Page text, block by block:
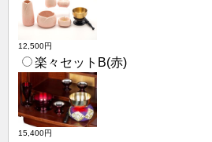
12,500円
楽々セットB(赤)
15,400円